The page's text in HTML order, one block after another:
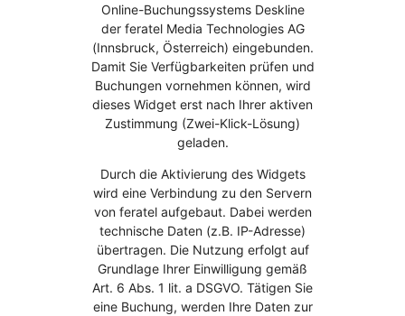
Online-Buchungssystems Deskline
der feratel Media Technologies AG
(Innsbruck, Österreich) eingebunden.
Damit Sie Verfügbarkeiten prüfen und
Buchungen vornehmen können, wird
dieses Widget erst nach Ihrer aktiven
Zustimmung (Zwei-Klick-Lösung)
geladen.
Durch die Aktivierung des Widgets
wird eine Verbindung zu den Servern
von feratel aufgebaut. Dabei werden
technische Daten (z.B. IP-Adresse)
übertragen. Die Nutzung erfolgt auf
Grundlage Ihrer Einwilligung gemäß
Art. 6 Abs. 1 lit. a DSGVO. Tätigen Sie
eine Buchung, werden Ihre Daten zur